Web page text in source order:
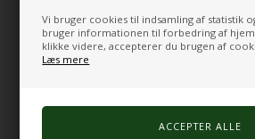
Vi bruger cookies til indsamling af statistik
bruger informationen til forbedring af
klikke videre, accepterer du brugen af
Læs mere
Voksne: Standardvægt på 6-12
fyldstoffer
Ældre: Særligt tilpassede
materiale